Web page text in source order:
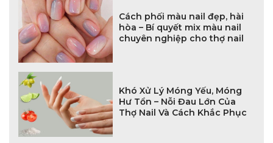
Cách phối màu nail đẹp, hài
hòa – Bí quyết mix màu nail
chuyên nghiệp cho thợ nail
Khó Xử Lý Móng Yếu, Móng
Hư Tổn – Nỗi Đau Lớn Của
Thợ Nail Và Cách Khắc Phục